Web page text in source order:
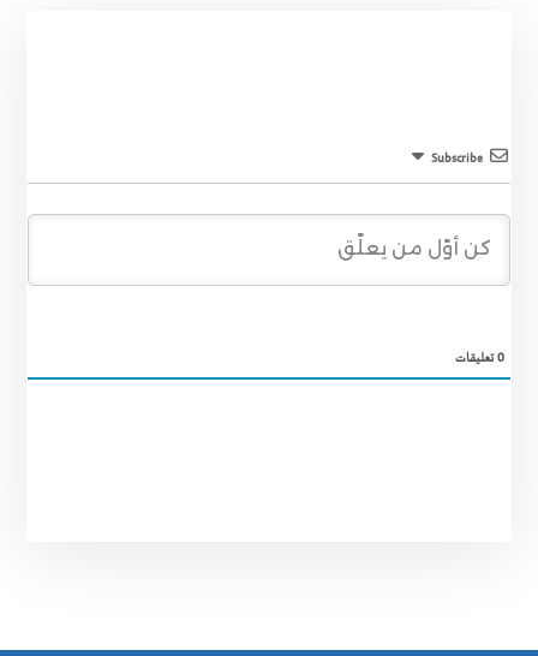
Subscribe
0تعليقات